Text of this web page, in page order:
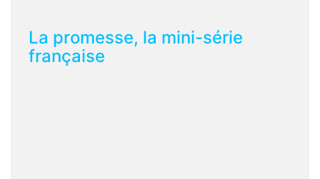
La promesse, la mini-série
française